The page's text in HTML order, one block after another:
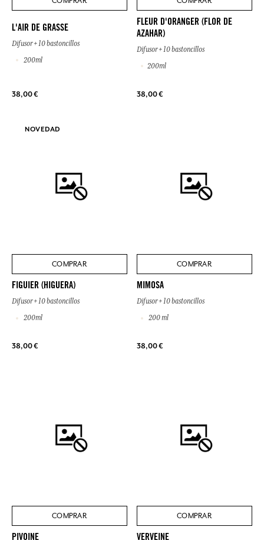
L'AIR DE GRASSE
Difusor + 10 bastoncillos
200ml
38,00 €
FLEUR D'ORANGER (FLOR DE
AZAHAR)
Difusor + 10 bastoncillos
200ml
38,00 €
NOVEDAD
COMPRAR
FIGUIER (HIGUERA)
Difusor + 10 bastoncillos
200ml
38,00 €
COMPRAR
MIMOSA
Difusor + 10 bastoncillos
200 ml
38,00 €
COMPRAR
PIVOINE
COMPRAR
VERVEINE